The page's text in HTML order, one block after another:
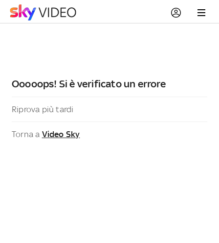
Ooooops! Si è verificato un errore
Riprova più tardi
Torna a Video Sky